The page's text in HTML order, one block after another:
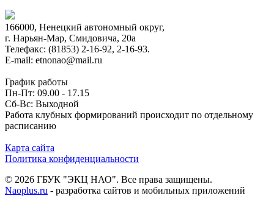
166000, Ненецкий автономный округ,
г. Нарьян-Мар, Смидовича, 20а
Телефакс: (81853) 2-16-92, 2-16-93.
E-mail: etnonao@mail.ru
График работы
Пн-Пт: 09.00 - 17.15
Сб-Вс: Выходной
Работа клубных формирований происходит по отдельному
расписанию
Карта сайта
Политика конфиденциальности
© 2026 ГБУК "ЭКЦ НАО". Все права защищены.
Naoplus.ru - разработка сайтов и мобильных приложений